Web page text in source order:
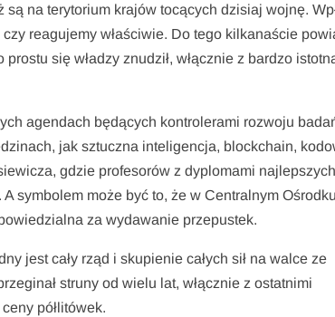
na terytorium krajów tocących dzisiaj wojnę.
reagujemy właściwie. Do tego kilkanaście
się władzy znudził, włącznie z bardzo
agendach będących kontrolerami rozwoju
jak sztuczna inteligencja, blockchain,
gdzie profesorów z dyplomami najlepszych
symbolem może być to, że w Centralnym Ośrodku
za wydawanie przepustek.
jest cały rząd i skupienie całych sił na walce ze
struny od wielu lat, włącznie z ostatnimi
półlitówek.